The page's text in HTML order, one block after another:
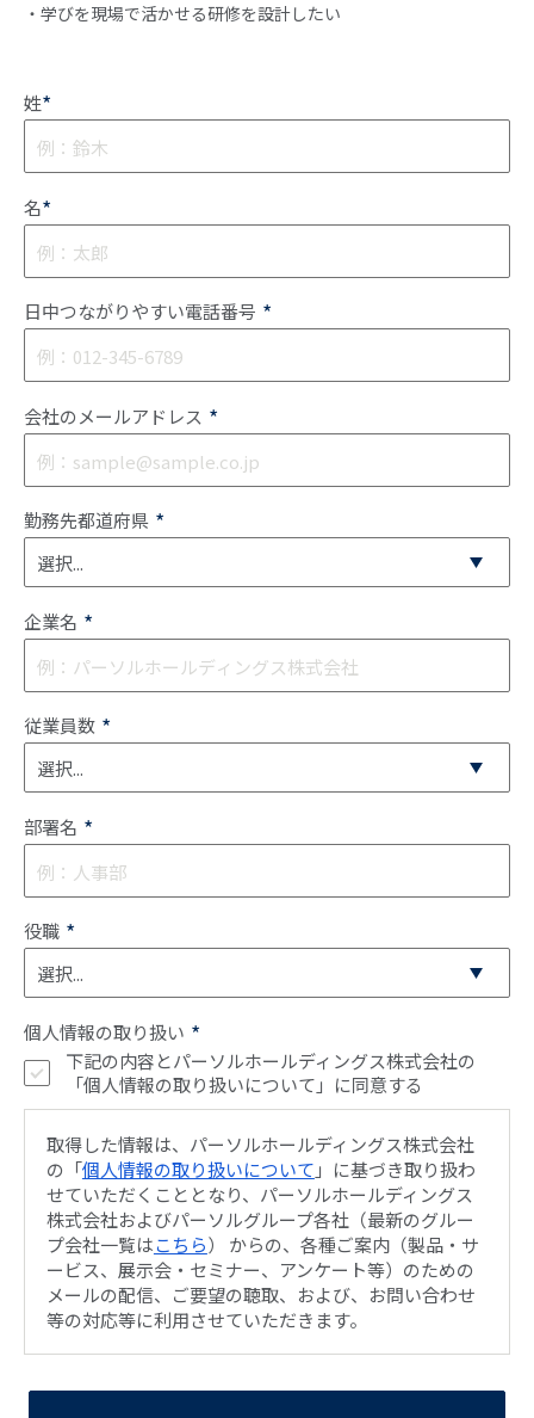
・学びを現場で活かせる研修を設計したい
*
姓
*
名
*
日中つながりやすい電話番号
*
会社のメールアドレス
*
勤務先都道府県
*
企業名
*
従業員数
*
部署名
*
役職
*
個人情報の取り扱い
下記の内容とパーソルホールディングス株式会社の
「個人情報の取り扱いについて」に同意する
取得した情報は、パーソルホールディングス株式会社
の「個人情報の取り扱いについて 」に基づき取り扱わ
せていただくこととなり、パーソルホールディングス
株式会社およびパーソルグループ各社（最新のグルー
プ会社一覧はこちら） からの、各種ご案内（製品・サ
ービス、展示会・セミナー、アンケート等）のための
メールの配信、ご要望の聴取、および、お問い合わせ
等の対応等に利用させていただきます。